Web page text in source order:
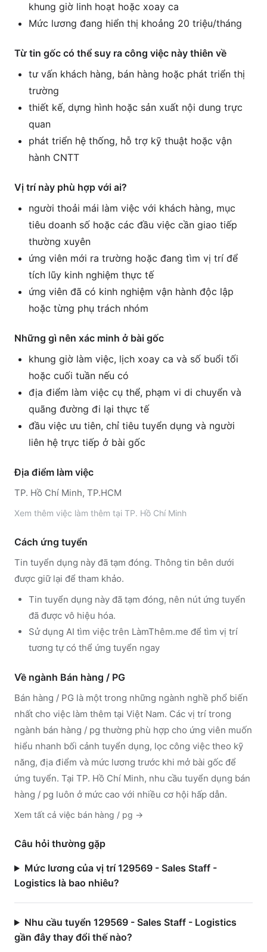
khung giờ linh hoạt hoặc xoay ca
Mức lương đang hiển thị khoảng 20 triệu/tháng
Từ tin gốc có thể suy ra công việc này thiên về
tư vấn khách hàng, bán hàng hoặc phát triển thị
trường
thiết kế, dựng hình hoặc sản xuất nội dung trực
quan
phát triển hệ thống, hỗ trợ kỹ thuật hoặc vận
hành CNTT
Vị trí này phù hợp với ai?
người thoải mái làm việc với khách hàng, mục
tiêu doanh số hoặc các đầu việc cần giao tiếp
thường xuyên
ứng viên mới ra trường hoặc đang tìm vị trí để
tích lũy kinh nghiệm thực tế
ứng viên đã có kinh nghiệm vận hành độc lập
hoặc từng phụ trách nhóm
Những gì nên xác minh ở bài gốc
khung giờ làm việc, lịch xoay ca và số buổi tối
hoặc cuối tuần nếu có
địa điểm làm việc cụ thể, phạm vi di chuyển và
quãng đường đi lại thực tế
đầu việc ưu tiên, chỉ tiêu tuyển dụng và người
liên hệ trực tiếp ở bài gốc
Địa điểm làm việc
TP. Hồ Chí Minh, TP.HCM
Xem thêm việc làm thêm tại TP. Hồ Chí Minh
Cách ứng tuyển
Tin tuyển dụng này đã tạm đóng. Thông tin bên dưới
được giữ lại để tham khảo.
Tin tuyển dụng này đã tạm đóng, nên nút ứng tuyển
đã được vô hiệu hóa.
Sử dụng AI tìm việc trên LàmThêm.me để tìm vị trí
tương tự có thể ứng tuyển ngay
Về ngành Bán hàng / PG
Bán hàng / PG là một trong những ngành nghề phổ biến
nhất cho việc làm thêm tại Việt Nam. Các vị trí trong
ngành bán hàng / pg thường phù hợp cho ứng viên muốn
hiểu nhanh bối cảnh tuyển dụng, lọc công việc theo kỹ
năng, địa điểm và mức lương trước khi mở bài gốc để
ứng tuyển. Tại TP. Hồ Chí Minh, nhu cầu tuyển dụng bán
hàng / pg luôn ở mức cao với nhiều cơ hội hấp dẫn.
Xem tất cả việc bán hàng / pg →
Câu hỏi thường gặp
Mức lương của vị trí 129569 - Sales Staff -
Logistics là bao nhiêu?
Nhu cầu tuyển 129569 - Sales Staff - Logistics
gần đây thay đổi thế nào?